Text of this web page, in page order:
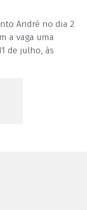
André no dia 2
a vaga uma
de julho, às